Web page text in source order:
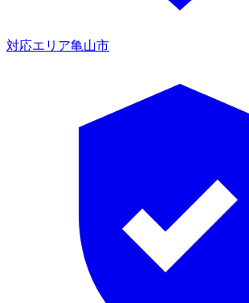
対応エリア亀山市